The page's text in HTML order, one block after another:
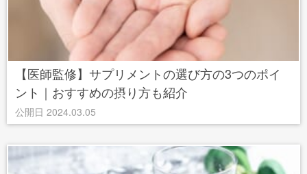
【医師監修】サプリメントの選び方の3つのポイ
ント｜おすすめの摂り方も紹介
公開日 2024.03.05